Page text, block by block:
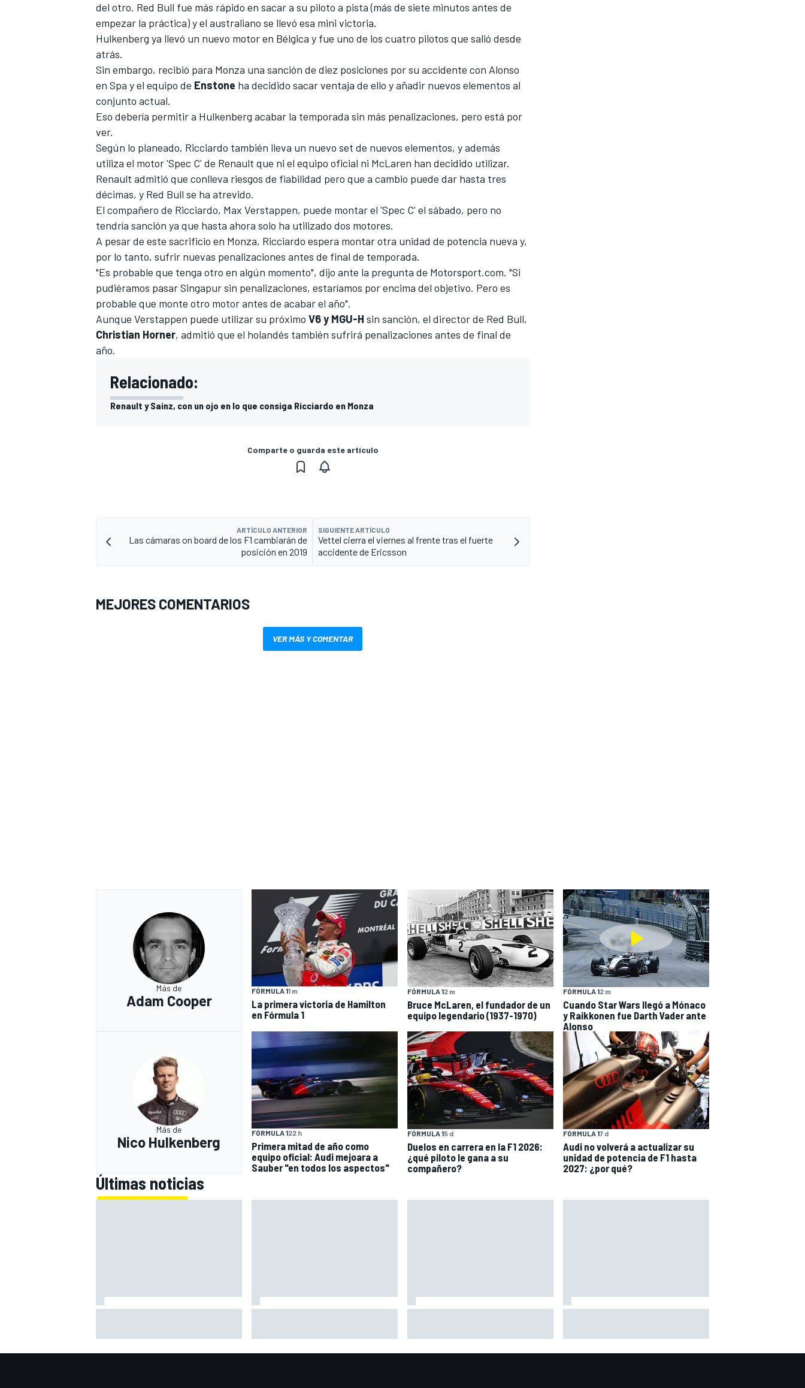
del otro. Red Bull fue más rápido en sacar a su piloto a pista (más de siete minutos antes de
empezar la práctica) y el australiano se llevó esa mini victoria.
Hulkenberg ya llevó un nuevo motor en Bélgica y fue uno de los cuatro pilotos que salió desde
atrás.
Sin embargo, recibió para Monza una sanción de diez posiciones por su accidente con Alonso
en Spa y el equipo de Enstone ha decidido sacar ventaja de ello y añadir nuevos elementos al
conjunto actual.
Eso debería permitir a Hulkenberg acabar la temporada sin más penalizaciones, pero está por
ver.
Según lo planeado, Ricciardo también lleva un nuevo set de nuevos elementos, y además
utiliza el motor 'Spec C' de Renault que ni el equipo oficial ni McLaren han decidido utilizar.
Renault admitió que conlleva riesgos de fiabilidad pero que a cambio puede dar hasta tres
décimas, y Red Bull se ha atrevido.
El compañero de Ricciardo, Max Verstappen, puede montar el 'Spec C' el sábado, pero no
tendría sanción ya que hasta ahora solo ha utilizado dos motores.
A pesar de este sacrificio en Monza, Ricciardo espera montar otra unidad de potencia nueva y,
por lo tanto, sufrir nuevas penalizaciones antes de final de temporada.
"Es probable que tenga otro en algún momento", dijo ante la pregunta de Motorsport.com. "Si
pudiéramos pasar Singapur sin penalizaciones, estaríamos por encima del objetivo. Pero es
probable que monte otro motor antes de acabar el año".
Aunque Verstappen puede utilizar su próximo V6 y MGU-H sin sanción, el director de Red Bull,
Christian Horner, admitió que el holandés también sufrirá penalizaciones antes de final de
año.
Relacionado:
Renault y Sainz, con un ojo en lo que consiga Ricciardo en Monza
Comparte o guarda este artículo
ARTÍCULO ANTERIOR
Las cámaras on board de los F1 cambiarán de
posición en 2019
SIGUIENTE ARTÍCULO
Vettel cierra el viernes al frente tras el fuerte
accidente de Ericsson
MEJORES COMENTARIOS
VER MÁS Y COMENTAR
Más de
Adam Cooper
FÓRMULA 11 m
La primera victoria de Hamilton
en Fórmula 1
FÓRMULA 12 m
Bruce McLaren, el fundador de un
equipo legendario (1937-1970)
FÓRMULA 12 m
Cuando Star Wars llegó a Mónaco
y Raikkonen fue Darth Vader ante
Alonso
Más de
Nico Hulkenberg
FÓRMULA 122 h
Primera mitad de año como
equipo oficial: Audi mejoara a
Sauber "en todos los aspectos"
FÓRMULA 15 d
Duelos en carrera en la F1 2026:
¿qué piloto le gana a su
compañero?
FÓRMULA 17 d
Audi no volverá a actualizar su
unidad de potencia de F1 hasta
2027: ¿por qué?
Últimas noticias
resultados en 2026
para el resto de 2026